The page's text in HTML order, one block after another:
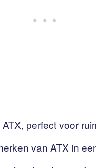
perfect voor
van ATX in